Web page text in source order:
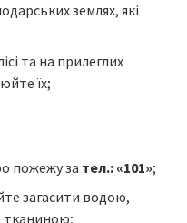
землях, які
та на прилеглих
їх;
пожежу за тел.: «101»;
загасити водою,
тканиною;